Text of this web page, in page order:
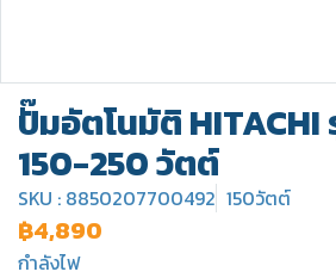
ปั๊มอัตโนมัติ HITACHI
150-250 วัตต์
SKU : 8850207700492 150วัตต์
฿4,890
กำลังไฟ